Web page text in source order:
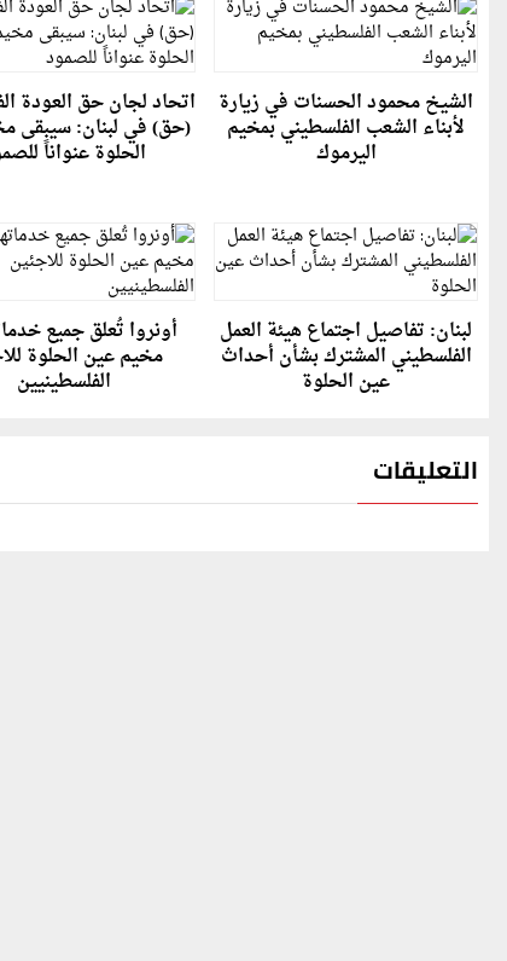
الشيخ محمود الحسنات في زيارة
لأبناء الشعب الفلسطيني بمخيم
اليرموك
اتحاد لجان حق العودة
(حق) في لبنان: سيبقى
الحلوة عنواناً
لبنان: تفاصيل اجتماع هيئة العمل
الفلسطيني المشترك بشأن أحداث
عين الحلوة
أونروا تُعلق جميع
مخيم عين الحلوة
الفلسطينيين
التعليقات